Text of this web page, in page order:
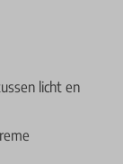
licht en